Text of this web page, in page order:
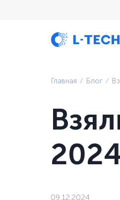
Главная ⁄ Блог ⁄
09.12.2024